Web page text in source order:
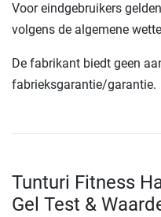
Voor eindgebruikers
volgens de algemene
De fabrikant biedt geen
fabrieksgarantie/garantie.
Tunturi Fitness
Gel Test &